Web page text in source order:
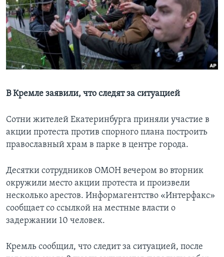
Learning English
СОЦИАЛЬНЫЕ СЕТИ
Языки
В Кремле заявили, что следят за ситуацией
Сотни жителей Екатеринбурга приняли участие в
акции протеста против спорного плана построить
православный храм в парке в центре города.
Десятки сотрудников ОМОН вечером во вторник
окружили место акции протеста и произвели
несколько арестов. Информагентство «Интерфакс»
сообщает со ссылкой на местные власти о
задержании 10 человек.
Кремль сообщил, что следит за ситуацией, после